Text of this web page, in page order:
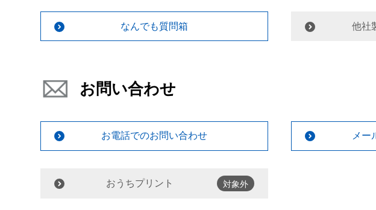
なんでも質問箱 他社
お問い合わせ
お電話でのお問い合わせ メー
おうちプリント 対象外